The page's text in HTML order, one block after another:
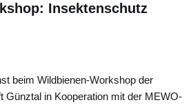
Insektenschutz
beim Wildbienen-Workshop der
Günztal in Kooperation mit der MEWO-